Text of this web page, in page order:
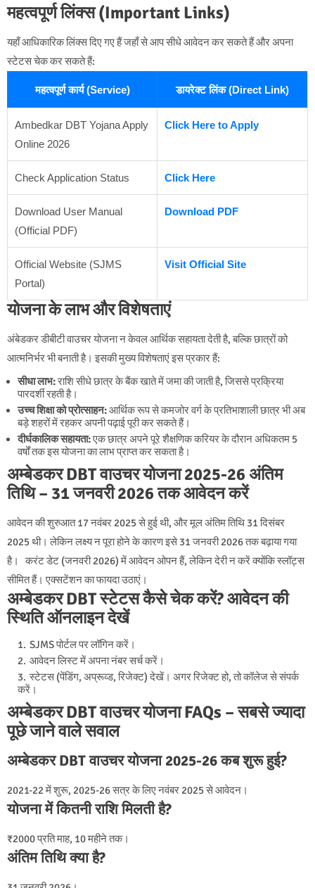
महत्वपूर्ण लिंक्स (Important Links)
यहाँ आधिकारिक लिंक्स दिए गए हैं जहाँ से आप सीधे आवेदन कर सकते हैं और अपना
स्टेटस चेक कर सकते हैं:
महत्वपूर्ण कार्य (Service) डायरेक्ट लिंक (Direct Link)
Ambedkar DBT Yojana Apply
Online 2026
Click Here to Apply
Check Application Status Click Here
Download User Manual
(Official PDF)
Download PDF
Official Website (SJMS
Portal)
Visit Official Site
योजना के लाभ और विशेषताएं
अंबेडकर डीबीटी वाउचर योजना न केवल आर्थिक सहायता देती है, बल्कि छात्रों को
आत्मनिर्भर भी बनाती है। इसकी मुख्य विशेषताएं इस प्रकार हैं:
सीधा लाभ:राशि सीधे छात्र के बैंक खाते में जमा की जाती है, जिससे प्रक्रिया
पारदर्शी रहती है।
उच्च शिक्षा को प्रोत्साहन:आर्थिक रूप से कमजोर वर्ग के प्रतिभाशाली छात्र भी अब
बड़े शहरों में रहकर अपनी पढ़ाई पूरी कर सकते हैं।
दीर्घकालिक सहायता:एक छात्र अपने पूरे शैक्षणिक करियर के दौरान अधिकतम 5
वर्षों तक इस योजना का लाभ प्राप्त कर सकता है।
अम्बेडकर DBT वाउचर योजना 2025-26 अंतिम
तिथि – 31 जनवरी 2026 तक आवेदन करें
आवेदन की शुरुआत 17 नवंबर 2025 से हुई थी, और मूल अंतिम तिथि 31 दिसंबर
2025 थी। लेकिन लक्ष्य न पूरा होने के कारण इसे 31 जनवरी 2026 तक बढ़ाया गया
है। करंट डेट (जनवरी 2026) में आवेदन ओपन हैं, लेकिन देरी न करें क्योंकि स्लॉट्स
सीमित हैं। एक्सटेंशन का फायदा उठाएं।
अम्बेडकर DBT स्टेटस कैसे चेक करें? आवेदन की
स्थिति ऑनलाइन देखें
SJMS पोर्टल पर लॉगिन करें।
आवेदन लिस्ट में अपना नंबर सर्च करें।
स्टेटस (पेंडिंग, अप्रूव्ड, रिजेक्ट) देखें। अगर रिजेक्ट हो, तो कॉलेज से संपर्क
करें।
अम्बेडकर DBT वाउचर योजना FAQs – सबसे ज्यादा
पूछे जाने वाले सवाल
अम्बेडकर DBT वाउचर योजना 2025-26 कब शुरू हुई?
2021-22 में शुरू, 2025-26 सत्र के लिए नवंबर 2025 से आवेदन।
योजना में कितनी राशि मिलती है?
₹2000 प्रति माह, 10 महीने तक।
अंतिम तिथि क्या है?